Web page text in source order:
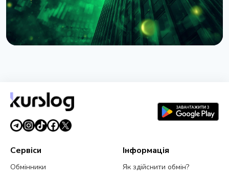
JPMorgan
4 серпня 2026 р.5 хв читання
Сервіси
Обмінники
Інформація
Як здійснити обмін?